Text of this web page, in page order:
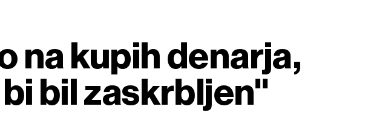
na kupih denarja,
bil zaskrbljen"